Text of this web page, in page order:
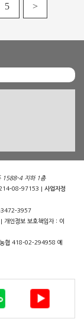
5 >
1588-4 지하 1층
: 214-08-97153 |사업자정
3957
인정보 보호책임자 : 이
협 418-02-294958 예